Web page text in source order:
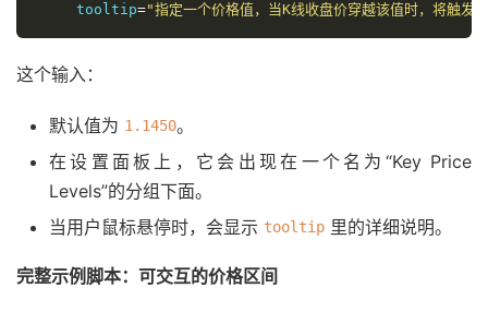
     tooltip
="指定一个价格值，当K线收盘价穿越该值时，将触发
这个输入：
默认值为 1.1450。
在设置面板上，它会出现在一个名为“Key Price
Levels”的分组下面。
当用户鼠标悬停时，会显示 tooltip 里的详细说明。
完整示例脚本：可交互的价格区间